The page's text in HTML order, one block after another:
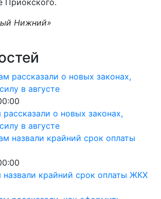
Приокского.
Нижний»
о новых законах,
в августе
крайний срок оплаты ЖКХ